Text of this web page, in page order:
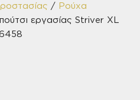
/ Ρούχα
εργασίας Striver XL